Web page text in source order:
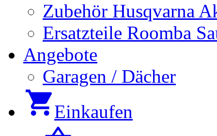
Zubehör Husqvarna
Ersatzteile Roomba
Angebote
Garagen / Dächer
Einkaufen